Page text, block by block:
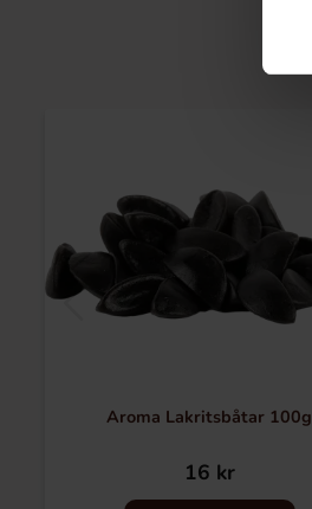
Aroma Lakritsbåtar 100g
16 kr